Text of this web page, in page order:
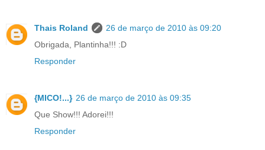
Thais Roland
26 de março de 2010 às 09:20
Obrigada, Plantinha!!! :D
Responder
{MICO!...} 26 de março de 2010 às 09:35
Que Show!!! Adorei!!!
Responder